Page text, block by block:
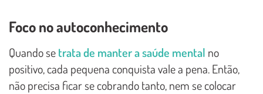
Foco no autoconhecimento
Quando setrata de manter a saúde mental no
positivo, cada pequena conquista vale a pena. Então,
não precisa ficar se cobrando tanto, nem se colocar